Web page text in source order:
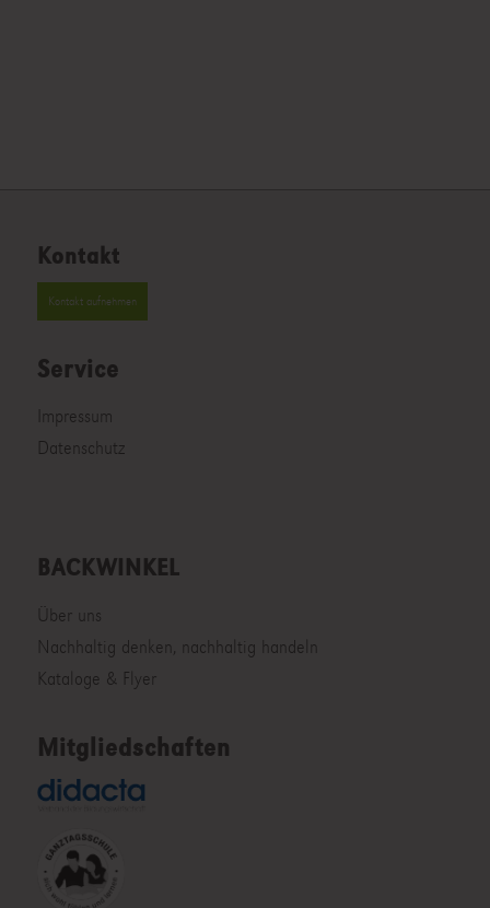
Kontakt
Kontakt aufnehmen
Service
Impressum
Datenschutz
BACKWINKEL
Über uns
Nachhaltig denken, nachhaltig handeln
Kataloge & Flyer
Mitgliedschaften